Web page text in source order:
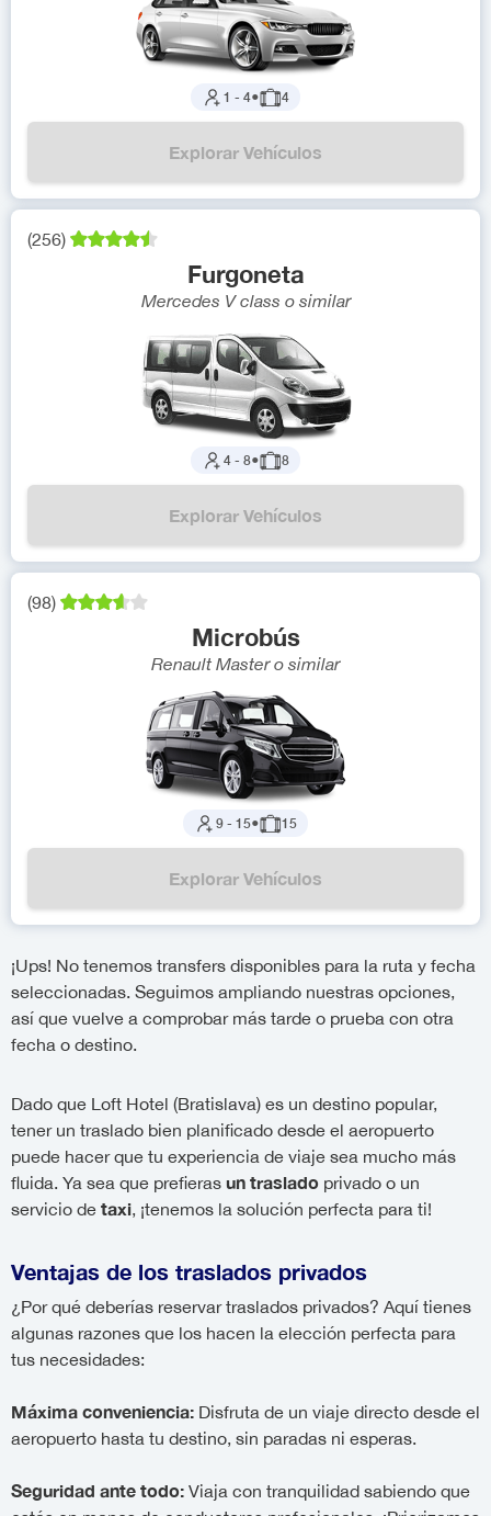
1 - 4● 4
Explorar Vehículos
(256)
Furgoneta
Mercedes V class o similar
4 - 8● 8
Explorar Vehículos
(98)
Microbús
Renault Master o similar
9 - 15● 15
Explorar Vehículos
¡Ups! No tenemos transfers disponibles para la ruta y fecha
seleccionadas. Seguimos ampliando nuestras opciones,
así que vuelve a comprobar más tarde o prueba con otra
fecha o destino.
Dado que Loft Hotel (Bratislava) es un destino popular,
tener un traslado bien planificado desde el aeropuerto
puede hacer que tu experiencia de viaje sea mucho más
fluida. Ya sea que prefieras un traslado privado o un
servicio de taxi, ¡tenemos la solución perfecta para ti!
Ventajas de los traslados privados
¿Por qué deberías reservar traslados privados? Aquí tienes
algunas razones que los hacen la elección perfecta para
tus necesidades:
Máxima conveniencia: Disfruta de un viaje directo desde el
aeropuerto hasta tu destino, sin paradas ni esperas.
Seguridad ante todo: Viaja con tranquilidad sabiendo que